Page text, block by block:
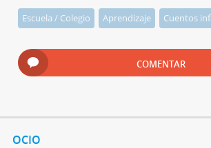
Escuela / Colegio Aprendizaje Cuentos
COMENTAR
OCIO